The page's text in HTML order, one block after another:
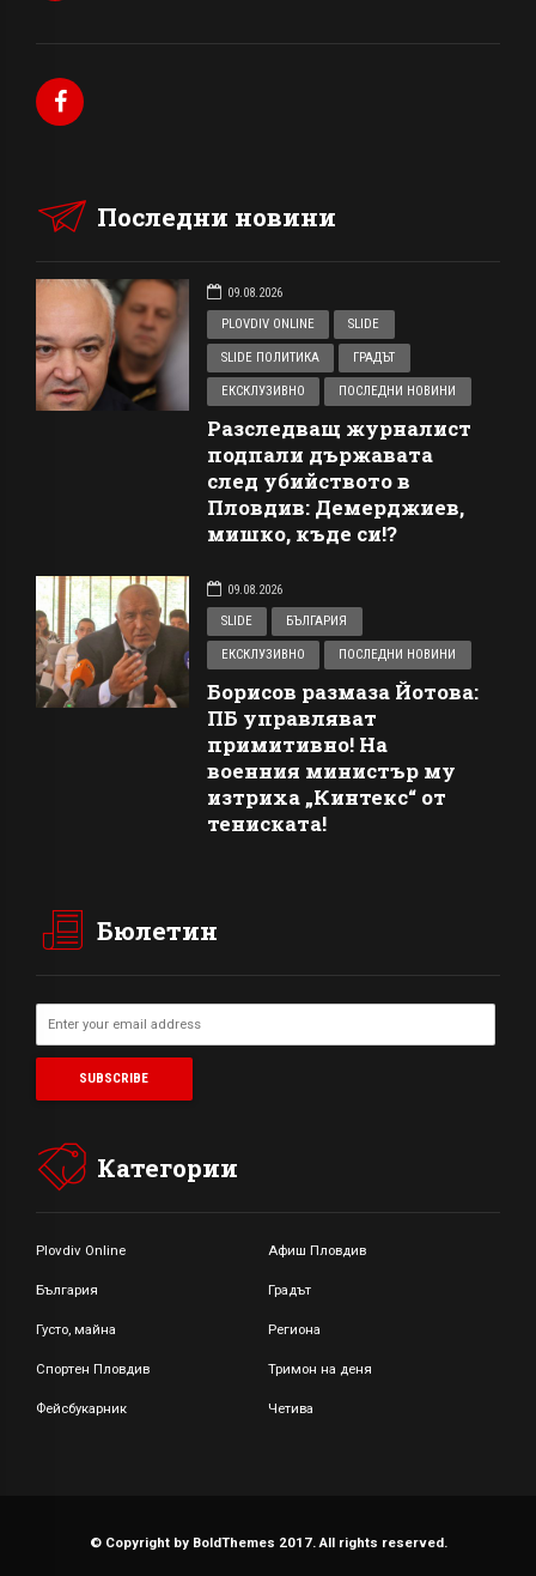
Последни новини
09.08.2026
PLOVDIV ONLINE
SLIDE
SLIDE ПОЛИТИКА ГРАДЪТ
ЕКСКЛУЗИВНО ПОСЛЕДНИ НОВИНИ
Разследващ журналист
подпали държавата
след убийството в
Пловдив: Демерджиев,
мишко, къде си!?
09.08.2026
SLIDE
БЪЛГАРИЯ
ЕКСКЛУЗИВНО ПОСЛЕДНИ НОВИНИ
Борисов размаза Йотова:
ПБ управляват
примитивно! На
военния министър му
изтриха „Кинтекс“ от
тениската!
Бюлетин
Категории
Plovdiv Online Афиш Пловдив
България Градът
Густо, майна Региона
Спортен Пловдив Тримон на деня
Фейсбукарник Четива
© Copyright by BoldThemes 2017. All rights reserved.